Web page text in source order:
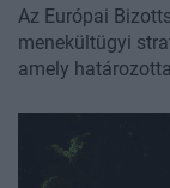
Az Európai
menekültügyi
amely
migrációs
ellenőrzését,